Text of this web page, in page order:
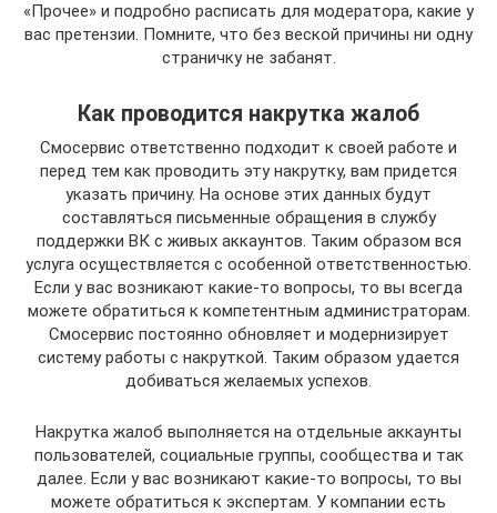
«Прочее» и подробно расписать для модератора, какие у
вас претензии. Помните, что без веской причины ни одну
страничку не забанят.
Как проводится накрутка жалоб
Смосервис ответственно подходит к своей работе и
перед тем как проводить эту накрутку, вам придется
указать причину. На основе этих данных будут
составляться письменные обращения в службу
поддержки ВК с живых аккаунтов. Таким образом вся
услуга осуществляется с особенной ответственностью.
Если у вас возникают какие-то вопросы, то вы всегда
можете обратиться к компетентным администраторам.
Смосервис постоянно обновляет и модернизирует
систему работы с накруткой. Таким образом удается
добиваться желаемых успехов.
Накрутка жалоб выполняется на отдельные аккаунты
пользователей, социальные группы, сообщества и так
далее. Если у вас возникают какие-то вопросы, то вы
можете обратиться к экспертам. У компании есть